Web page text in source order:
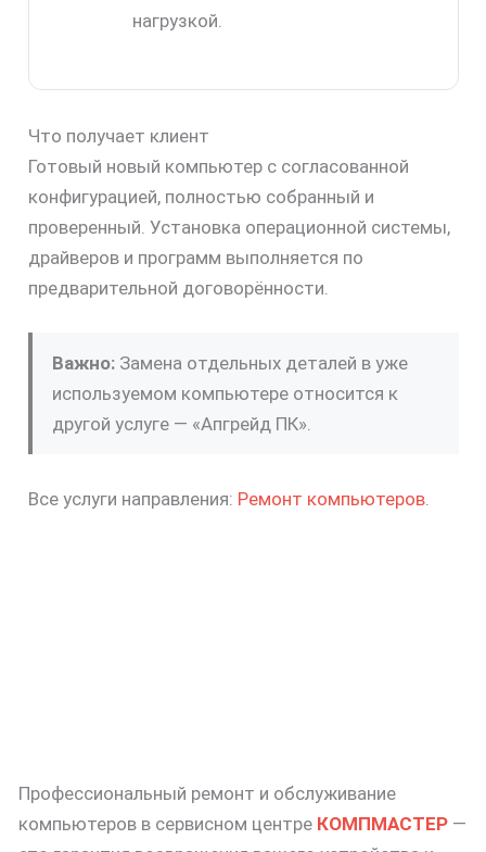
нагрузкой.
Что получает клиент
Готовый новый компьютер с согласованной
конфигурацией, полностью собранный и
проверенный. Установка операционной системы,
драйверов и программ выполняется по
предварительной договорённости.
Важно:Замена отдельных деталей в уже
используемом компьютере относится к
другой услуге — «Апгрейд ПК».
Все услуги направления: Ремонт компьютеров.
Профессиональный ремонт и обслуживание
компьютеров в сервисном центре КОМПМАСТЕР —